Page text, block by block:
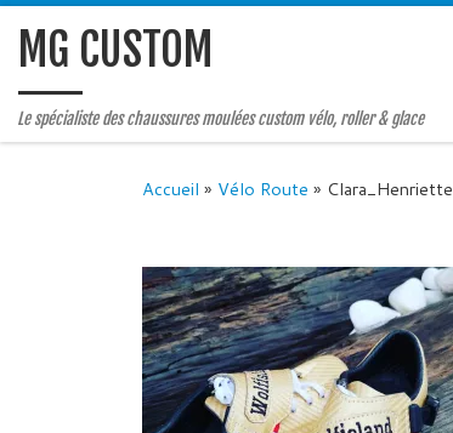
MG CUSTOM
Le spécialiste des chaussures moulées custom vélo, roller & glace
Accueil » Vélo Route » Clara_Henriette